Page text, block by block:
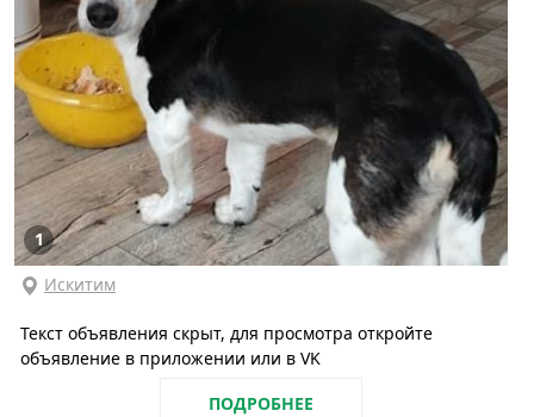
1
Искитим
Текст объявления скрыт, для просмотра откройте
объявление в приложении или в VK
ПОДРОБНЕЕ